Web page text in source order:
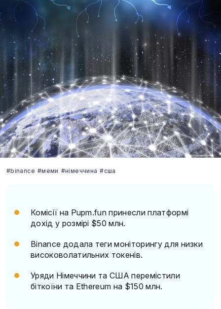
#binance #меми #німеччина #сша
Комісії на Pupm.fun принесли платформі
дохід у розмірі $50 млн.
Binance додала теги моніторингу для низки
високоволатильних токенів.
Уряди Німеччини та США перемістили
біткоїни та Ethereum на $150 млн.